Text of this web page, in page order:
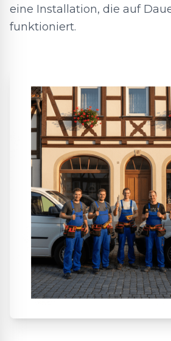
eine Installation, die auf
funktioniert.